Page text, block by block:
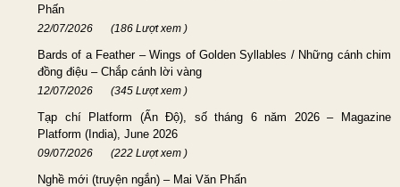
Phấn
22/07/2026 (186 Lượt xem )
Bards of a Feather – Wings of Golden Syllables / Những cánh chim
đồng điệu – Chắp cánh lời vàng
12/07/2026 (345 Lượt xem )
Tạp chí Platform (Ấn Độ), số tháng 6 năm 2026 – Magazine
Platform (India), June 2026
09/07/2026 (222 Lượt xem )
Nghề mới (truyện ngắn) – Mai Văn Phấn